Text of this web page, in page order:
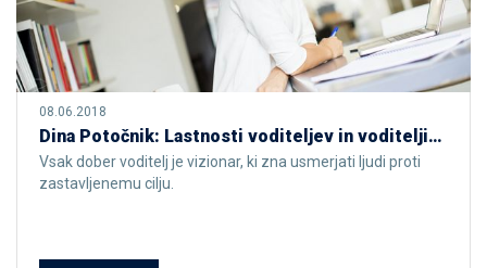
08.06.2018
Dina Potočnik: Lastnosti voditeljev in voditeljic niso prirojene, ampak pridobljene
Vsak dober voditelj je vizionar, ki zna usmerjati ljudi proti
zastavljenemu cilju.